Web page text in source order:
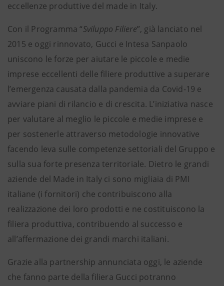
eccellenze produttive del made in Italy.
Con il Programma “Sviluppo Filiere”, già lanciato nel
2015 e oggi rinnovato, Gucci e Intesa Sanpaolo
uniscono le forze per aiutare le piccole e medie
imprese eccellenti delle filiere produttive a superare
l’emergenza causata dalla pandemia da Covid-19 e
avviare piani di rilancio e di crescita. L’iniziativa nasce
per valutare al meglio le piccole e medie imprese e
per sostenerle attraverso metodologie innovative
facendo leva sulle competenze settoriali del Gruppo e
sulla sua forte presenza territoriale. Dietro le grandi
aziende del Made in Italy ci sono migliaia di PMI
italiane (i fornitori) che contribuiscono alla
realizzazione dei loro prodotti e ne costituiscono la
filiera produttiva, contribuendo al successo e
all’affermazione dei grandi marchi italiani.
Grazie alla partnership annunciata oggi, le aziende
che fanno parte della filiera Gucci potranno